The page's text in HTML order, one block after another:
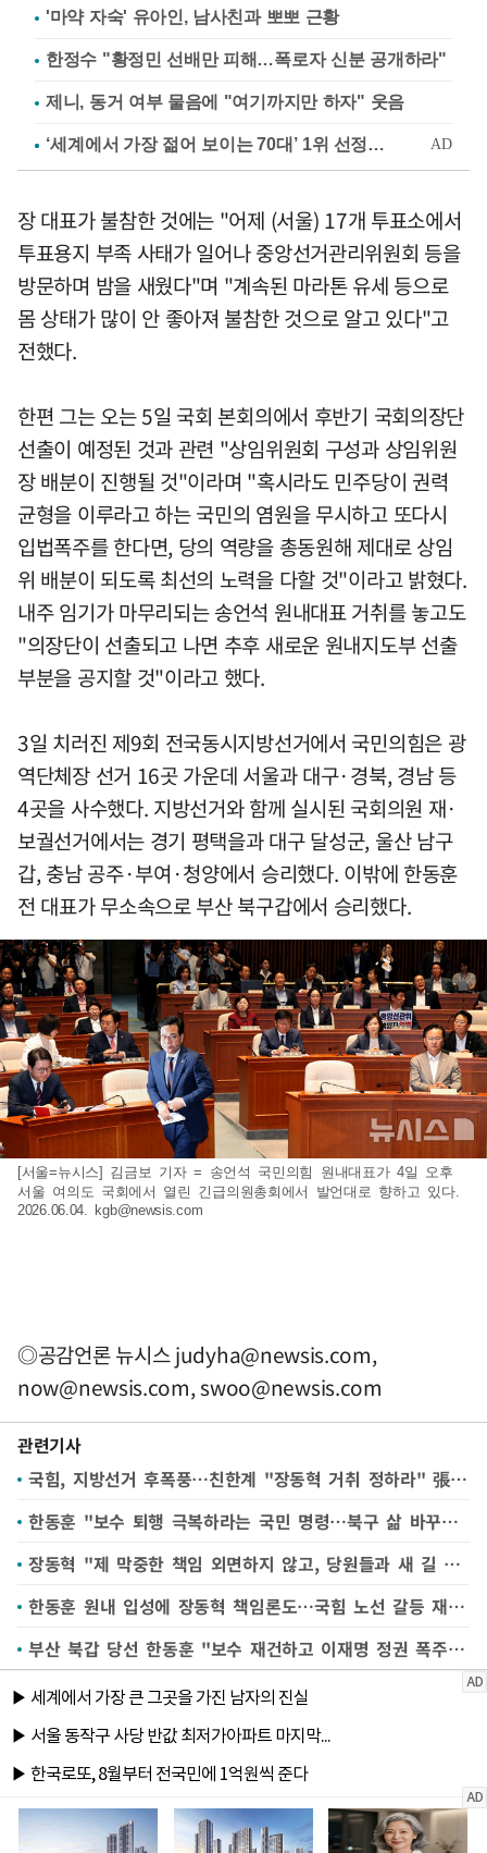
'마약 자숙' 유아인, 남사친과 뽀뽀 근황
한정수 "황정민 선배만 피해…폭로자 신분 공개하라"
제니, 동거 여부 물음에 "여기까지만 하자" 웃음
장 대표가 불참한 것에는 "어제 (서울) 17개 투표소에서
투표용지 부족 사태가 일어나 중앙선거관리위원회 등을
방문하며 밤을 새웠다"며 "계속된 마라톤 유세 등으로
몸 상태가 많이 안 좋아져 불참한 것으로 알고 있다"고
전했다.
한편 그는 오는 5일 국회 본회의에서 후반기 국회의장단
선출이 예정된 것과 관련 "상임위원회 구성과 상임위원
장 배분이 진행될 것"이라며 "혹시라도 민주당이 권력
균형을 이루라고 하는 국민의 염원을 무시하고 또다시
입법폭주를 한다면, 당의 역량을 총동원해 제대로 상임
위 배분이 되도록 최선의 노력을 다할 것"이라고 밝혔다.
내주 임기가 마무리되는 송언석 원내대표 거취를 놓고도
"의장단이 선출되고 나면 추후 새로운 원내지도부 선출
부분을 공지할 것"이라고 했다.
3일 치러진 제9회 전국동시지방선거에서 국민의힘은 광
역단체장 선거 16곳 가운데 서울과 대구·경북, 경남 등
4곳을 사수했다. 지방선거와 함께 실시된 국회의원 재·
보궐선거에서는 경기 평택을과 대구 달성군, 울산 남구
갑, 충남 공주·부여·청양에서 승리했다. 이밖에 한동훈
전 대표가 무소속으로 부산 북구갑에서 승리했다.
[서울=뉴시스] 김금보 기자 = 송언석 국민의힘 원내대표가 4일 오후
서울 여의도 국회에서 열린 긴급의원총회에서 발언대로 향하고 있다.
2026.06.04. kgb@newsis.com
◎공감언론 뉴시스judyha@newsis.com,
now@newsis.com,swoo@newsis.com
관련기사
국힘, 지방선거 후폭풍…친한계 "장동혁 거취 정하라" 張 "당원들과 새길 찾겠다"
한동훈 "보수 퇴행 극복하라는 국민 명령…북구 삶 바꾸겠다"
장동혁 "제 막중한 책임 외면하지 않고, 당원들과 새 길 찾겠다"
한동훈 원내 입성에 장동혁 책임론도…국힘 노선 갈등 재점화할 듯
부산 북갑 당선 한동훈 "보수 재건하고 이재명 정권 폭주 제어하겠다"(종합)